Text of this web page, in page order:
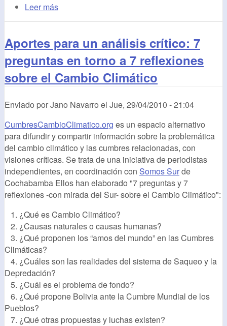
Leer más
Aportes para un análisis crítico: 7
preguntas en torno a 7 reflexiones
sobre el Cambio Climático
Enviado porJano Navarro el Jue, 29/04/2010 - 21:04
CumbresCambioClimatico.org es un espacio alternativo
para difundir y compartir información sobre la problemática
del cambio climático y las cumbres relacionadas, con
visiones críticas. Se trata de una iniciativa de periodistas
independientes, en coordinación con Somos Surde
Cochabamba Ellos han elaborado "7 preguntas y 7
reflexiones -con mirada del Sur- sobre el Cambio Climático":
1. ¿Qué es Cambio Climático?
2. ¿Causas naturales o causas humanas?
3. ¿Qué proponen los “amos del mundo” en las Cumbres
Climáticas?
4. ¿Cuáles son las realidades del sistema de Saqueo y la
Depredación?
5. ¿Cuál es el problema de fondo?
6. ¿Qué propone Bolivia ante la Cumbre Mundial de los
Pueblos?
7. ¿Qué otras propuestas y luchas existen?